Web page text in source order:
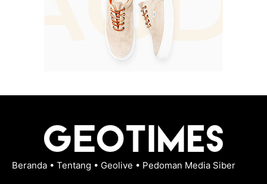
Beranda • Tentang • Geolive • Pedoman Media Siber